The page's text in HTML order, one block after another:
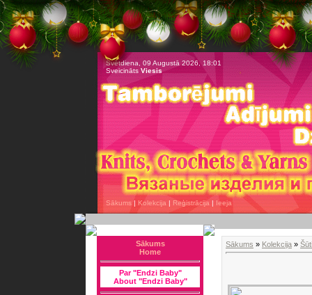
Svētdiena, 09 Augustā 2026, 18:01
SveicinātsViesis
Sākums| Kolekcija | Reģistrācija | Ieeja
Sākums
Home
Par "Endzi Baby"
About "Endzi Baby"
Sākums » Kolekcija »